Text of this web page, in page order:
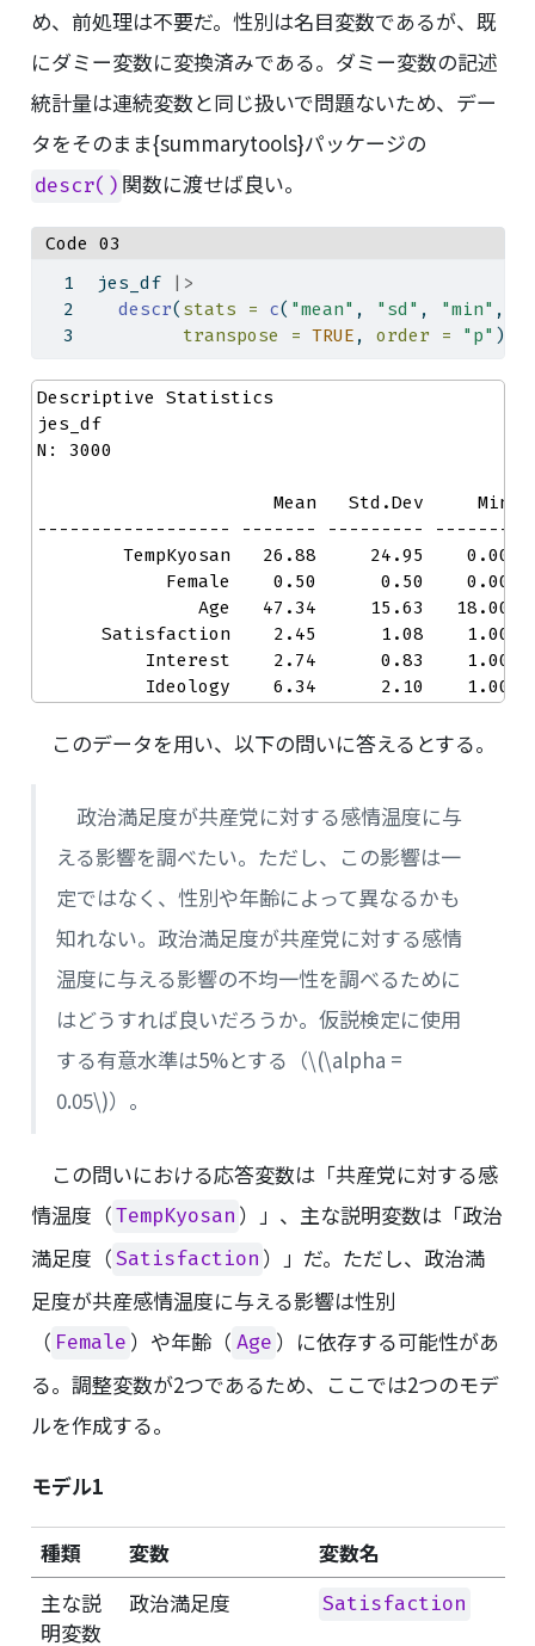
め、前処理は不要だ。性別は名目変数であるが、既
にダミー変数に変換済みである。ダミー変数の記述
統計量は連続変数と同じ扱いで問題ないため、デー
タをそのまま{summarytools}パッケージの
descr() 関数に渡せば良い。
Code 03
jes_df
|>
descr( stats = c( "mean" , "sd" , "min" ,
transpose = TRUE , order = "p" )
Descriptive Statistics
jes_df
N: 3000
Mean   Std.Dev     Min
------------------ ------- --------- -------
TempKyosan   26.88     24.95    0.00
Female    0.50      0.50    0.00
Age   47.34     15.63   18.00
Satisfaction    2.45      1.08    1.00
Interest    2.74      0.83    1.00
Ideology    6.34      2.10    1.00
このデータを用い、以下の問いに答えるとする。
政治満足度が共産党に対する感情温度に与
える影響を調べたい。ただし、この影響は一
定ではなく、性別や年齢によって異なるかも
知れない。政治満足度が共産党に対する感情
温度に与える影響の不均一性を調べるために
はどうすれば良いだろうか。仮説検定に使用
する有意水準は5%とする（\(\alpha =
0.05\)）。
この問いにおける応答変数は「共産党に対する感
情温度（TempKyosan ）」、主な説明変数は「政治
満足度（Satisfaction ）」だ。ただし、政治満
足度が共産感情温度に与える影響は性別
（ Female ）や年齢（ Age ）に依存する可能性があ
る。調整変数が2つであるため、ここでは2つのモデ
ルを作成する。
モデル1
種類 変数
変数名
主な説
明変数
政治満足度 Satisfaction